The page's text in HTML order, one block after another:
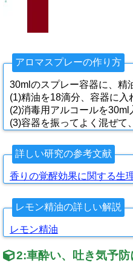
アロマスプレーの作り方
30mlのスプレー容器に、精
(1)精油を18滴分、容器に入
(2)消毒用アルコールを30ml
(3)容器を振ってよく混ぜて
詳しい研究の参考文献
香りの覚醒効果に関する生
レモン精油の詳しい解説
レモン精油
2:車酔い、吐き気予防